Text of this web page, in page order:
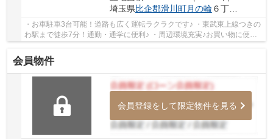
埼玉県比企郡滑川町月の輪 ６丁目8-1
・お車駐車3台可能！道路も広く運転ラクラクです♪ ・東武東上線つきの
わ駅まで徒歩7分！通勤・通学に便利♪ ・周辺環境充実♪お買い物に便利
会員物件
会員登録をして限定物件を見る